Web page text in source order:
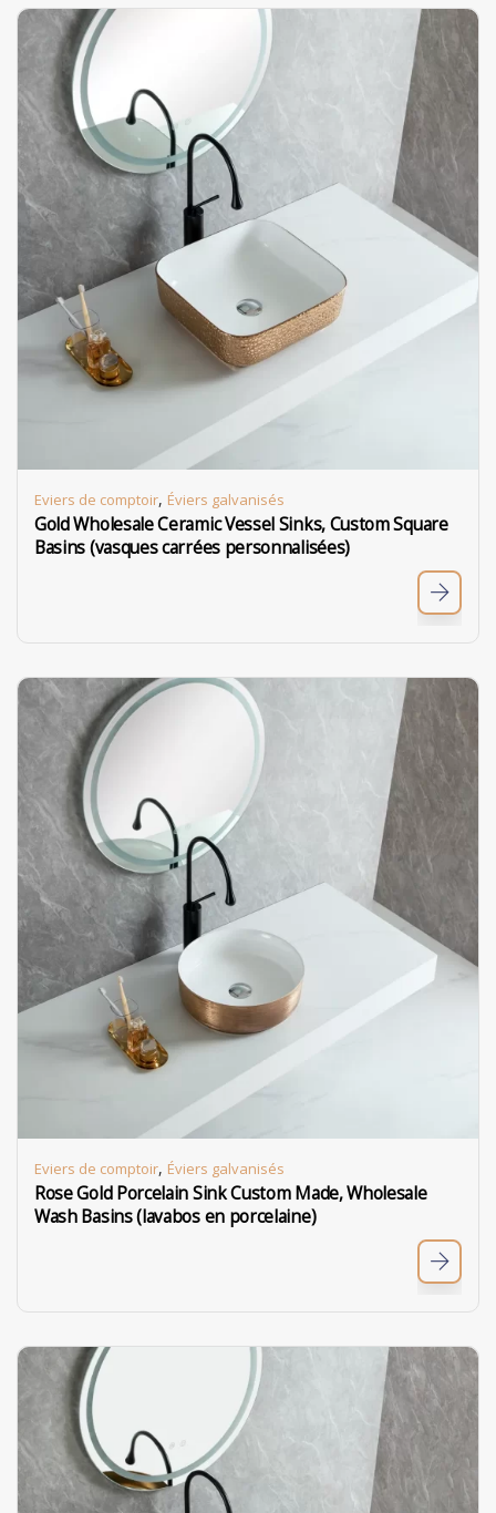
Eviers de comptoir, Éviers galvanisés
Gold Wholesale Ceramic Vessel Sinks, Custom Square
Basins (vasques carrées personnalisées)
Eviers de comptoir, Éviers galvanisés
Rose Gold Porcelain Sink Custom Made, Wholesale
Wash Basins (lavabos en porcelaine)